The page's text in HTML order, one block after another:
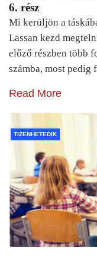
6. rész
Mi kerüljön a
Lassan kezd
előző részben több
számba, most
Read More
TIZENHETEDIK